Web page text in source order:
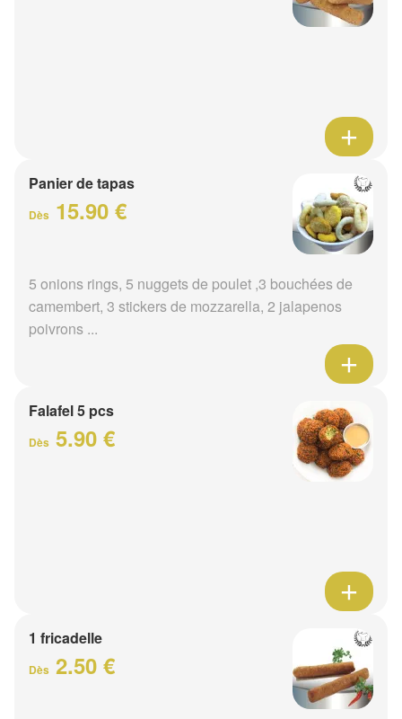
Panier de tapas
Dès 15.90 €
5 onions rings, 5 nuggets de poulet ,3 bouchées de
camembert, 3 stickers de mozzarella, 2 jalapenos
poivrons ...
Falafel 5 pcs
Dès 5.90 €
1 fricadelle
Dès 2.50 €